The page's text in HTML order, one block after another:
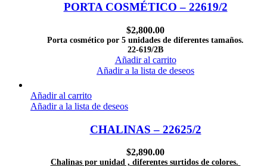
PORTA COSMÉTICO – 22619/2
$2,800.00
Porta cosmético por 5 unidades de diferentes tamaños.
22-619/2B
Añadir al carrito
Añadir a la lista de deseos
Añadir al carrito
Añadir a la lista de deseos
CHALINAS – 22625/2
$2,890.00
Chalinas por unidad , diferentes surtidos de colores.